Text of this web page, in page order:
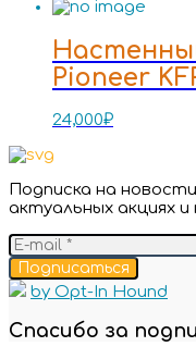
Pioneer
24,000₽
Подписка на
актуальных акциях
Подписаться
by Opt-In Hound
Спасибо за